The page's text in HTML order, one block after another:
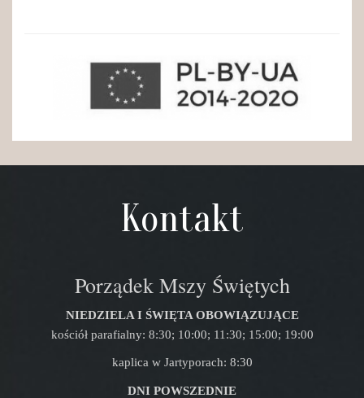
Kontakt
Porządek Mszy Świętych
NIEDZIELA I ŚWIĘTA OBOWIĄZUJĄCE
kościół parafialny: 8:30; 10:00; 11:30; 15:00; 19:00
kaplica w Jartyporach: 8:30
DNI POWSZEDNIE